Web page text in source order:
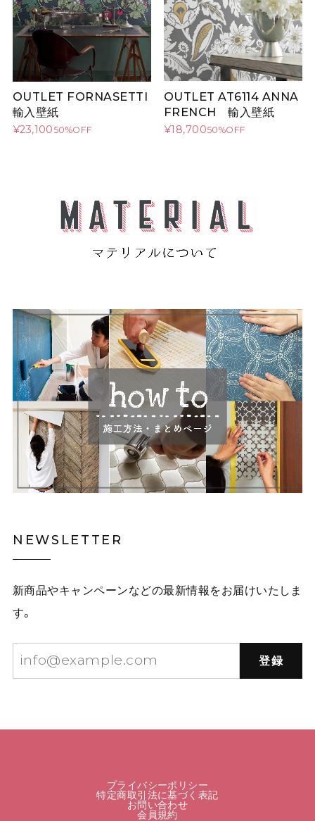
OUTLET FORNASETTI
輸入壁紙
¥23,10050%OFF
OUTLET AT6114 ANNA
FRENCH 輸入壁紙
¥18,70050%OFF
NEWSLETTER
新商品やキャンペーンなどの最新情報をお届けいたしま
す。
登録
プライバシーポリシー
特定商取引法に基づく表記
お問い合わせ
会員規約